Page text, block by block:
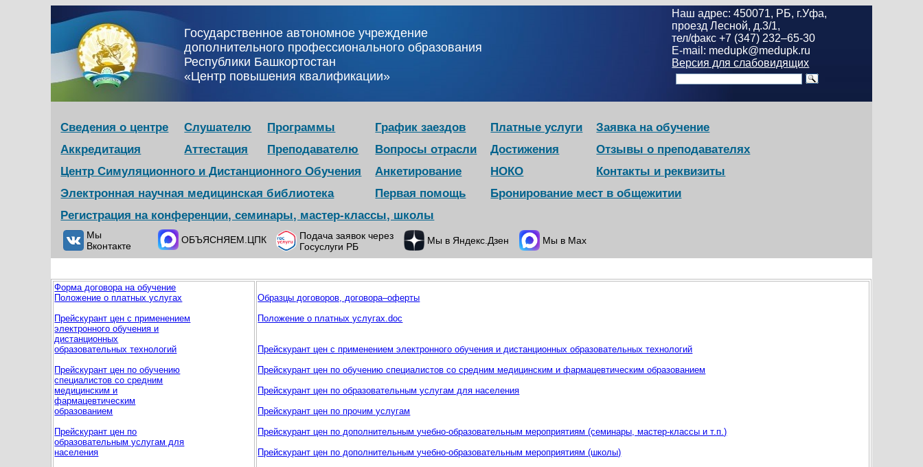
Государственное автономное учреждение
дополнительного профессионального образования
Республики Башкортостан
«Центр повышения квалификации»
Наш адрес: 450071, РБ, г.Уфа,
проезд Лесной, д.3/1,
тел/факс +7 (347) 232–65-30
E-mail: medupk@medupk.ru
Версия для слабовидящих
Сведения о центре Слушателю Программы График заездов Платные услуги
Заявка на обучение
Аккредитация
Аттестация Преподавателю Вопросы отрасли Достижения
Отзывы о преподавателях
Центр Симуляционного и Дистанционного Обучения
Анкетирование НОКО
Контакты и реквизиты
Электронная научная медицинская библиотека
Первая помощь
Бронирование мест в общежитии
Регистрация на конференции, семинары, мастер-классы, школы
Мы
Вконтакте
ОБЪЯСНЯЕМ.ЦПК
Подача заявок через
Госуслуги РБ
Мы в Яндекс.Дзен Мы в Max
Форма договора на обучение
Положение о платных услугах
Прейскурант цен c применением
электронного обучения и
дистанционных
образовательных технологий
Прейскурант цен по обучению
специалистов со средним
медицинским и
фармацевтическим
образованием
Прейскурант цен по
образовательным услугам для
населения
Образцы договоров, договора–оферты
Положение о платных услугах.doc
Прейскурант цен c применением электронного обучения и дистанционных образовательных технологий
Прейскурант цен по обучению специалистов со средним медицинским и фармацевтическим образованием
Прейскурант цен по образовательным услугам для населения
Прейскурант цен по прочим услугам
Прейскурант цен по дополнительным учебно-образовательным мероприятиям (семинары, мастер-классы и т.п.)
Прейскурант цен по дополнительным учебно-образовательным мероприятиям (школы)